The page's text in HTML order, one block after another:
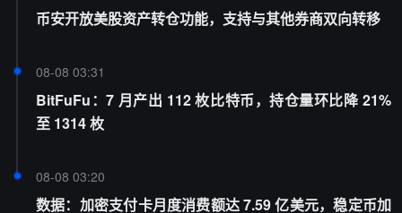
币安开放美股资产转仓功能，支持与其他券商双向转移
08-08 03:31
BitFuFu：7 月产出 112 枚比特币，持仓量环比降 21%
至 1314 枚
08-08 03:20
数据：加密支付卡月度消费额达 7.59 亿美元，稳定币加